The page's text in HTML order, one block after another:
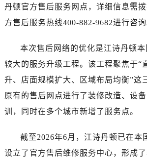
丹顿官方售后服务网点，详细信息需
方售后服务热线400-882-9682进行咨询
本次售后网络的优化是江诗丹顿
较大的服务升级工程。该工程聚焦于“
升、店面规模扩大、区域布局均衡”这
原有的售后网点进行了装修改造、设
训，同时在多个城市新增了服务点。
截至2026年6月，江诗丹顿已在本
设立了官方售后维修服务中心，形成